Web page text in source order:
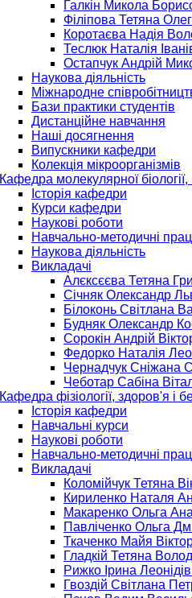
Галкін Микола
Філіпова Тетяна
Коротаєва Надія
Теслюк Наталія
Остапчук Андрій
Наукова діяльність
Міжнародне
Бази практики студентів
Дистанційне навчання
Наші досягнення
Випускники кафедри
Колекція мікроорганізмів
Кафедра молекулярної біології,
Історія кафедри
Курси кафедри
Наукові роботи
Навчально-методичні
Наукова діяльність
Викладачі
Алєксєєва Тетяна
Січняк Олександр
Білоконь Світлана
Будняк Олександр
Сорокін Андрiй
Федорко Наталія
Чернадчук Сніжана
Чеботар Сабіна
Кафедра фізіології, здоров'я і
Історія кафедри
Навчальні курси
Наукові роботи
Навчально-методичні
Викладачі
Коломійчук Тетяна
Кириленко Наталя
Макаренко Ольга
Павліченко Ольга
Ткаченко Майя
Гладкій Тетяна
Рижко Ірина
Гвоздій Світлана